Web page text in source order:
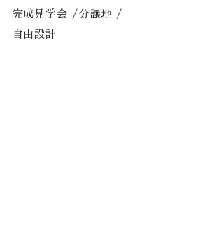
完成見学会 分譲地
自由設計